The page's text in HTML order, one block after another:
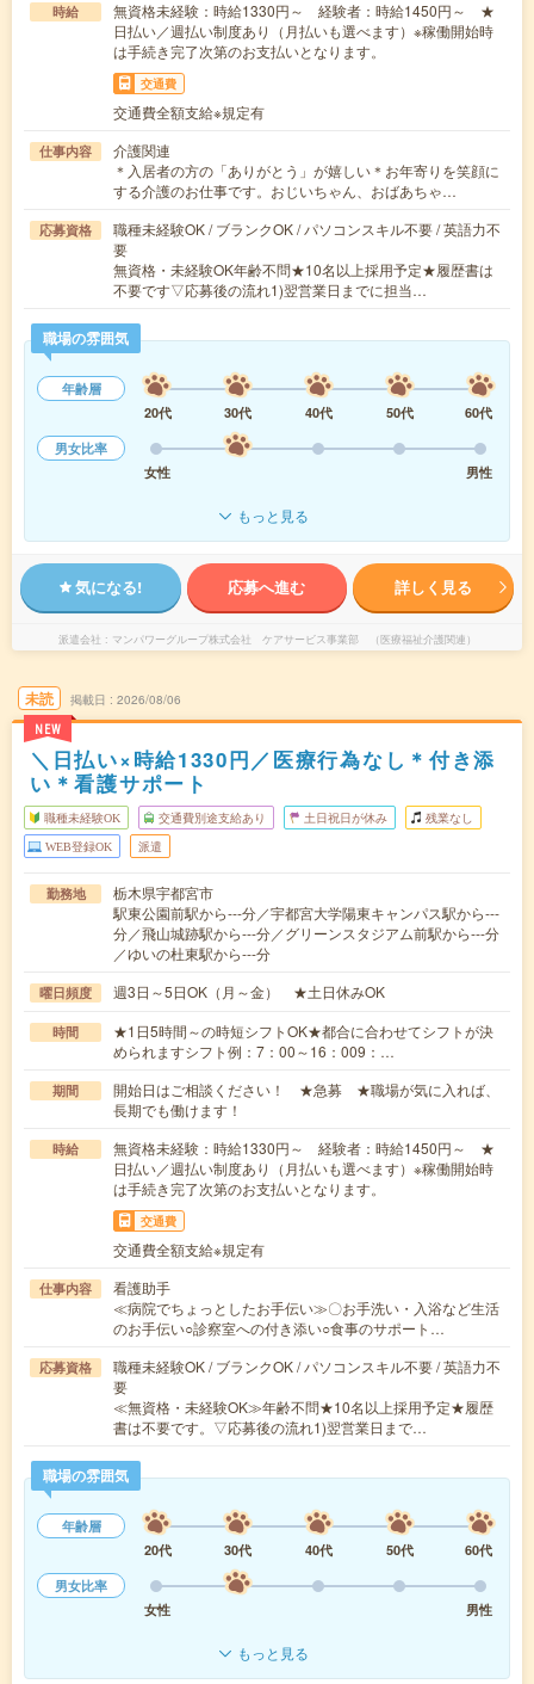
時給
無資格未経験：時給1330円～ 経験者：時給1450円～ ★
日払い／週払い制度あり（月払いも選べます）※稼働開始時
は手続き完了次第のお支払いとなります。
交通費
交通費全額支給※規定有
仕事内容
介護関連
＊入居者の方の「ありがとう」が嬉しい＊お年寄りを笑顔に
する介護のお仕事です。おじいちゃん、おばあちゃ…
応募資格
職種未経験OK / ブランクOK / パソコンスキル不要 / 英語力不
要
無資格・未経験OK年齢不問★10名以上採用予定★履歴書は
不要です▽応募後の流れ1)翌営業日までに担当…
職場の雰囲気
年齢層
20代
30代 40代 50代
60代
男女比率
女性
男性
もっと見る
気になる! 応募へ進む 詳しく見る
派遣会社 マンパワーグループ株式会社 ケアサービス事業部 （医療福祉介護関連）
未読
NEW
掲載日 2026/08/06
＼日払い×時給1330円／医療行為なし＊付き添
い＊看護サポート
職種未経験OK 交通費別途支給あり 土日祝日が休み 残業なし
WEB登録OK 派遣
勤務地
栃木県宇都宮市
駅東公園前駅から---分／宇都宮大学陽東キャンパス駅から---
分／飛山城跡駅から---分／グリーンスタジアム前駅から---分
／ゆいの杜東駅から---分
曜日頻度 週3日～5日OK（月～金） ★土日休みOK
時間
★1日5時間～の時短シフトOK★都合に合わせてシフトが決
められますシフト例：7：00～16：009：…
期間
開始日はご相談ください！ ★急募 ★職場が気に入れば、
長期でも働けます！
時給
無資格未経験：時給1330円～ 経験者：時給1450円～ ★
日払い／週払い制度あり（月払いも選べます）※稼働開始時
は手続き完了次第のお支払いとなります。
交通費
交通費全額支給※規定有
仕事内容
看護助手
≪病院でちょっとしたお手伝い≫〇お手洗い・入浴など生活
のお手伝い○診察室への付き添い○食事のサポート…
応募資格
職種未経験OK / ブランクOK / パソコンスキル不要 / 英語力不
要
≪無資格・未経験OK≫年齢不問★10名以上採用予定★履歴
書は不要です。▽応募後の流れ1)翌営業日まで…
職場の雰囲気
年齢層
20代
30代 40代 50代
60代
男女比率
女性
男性
もっと見る